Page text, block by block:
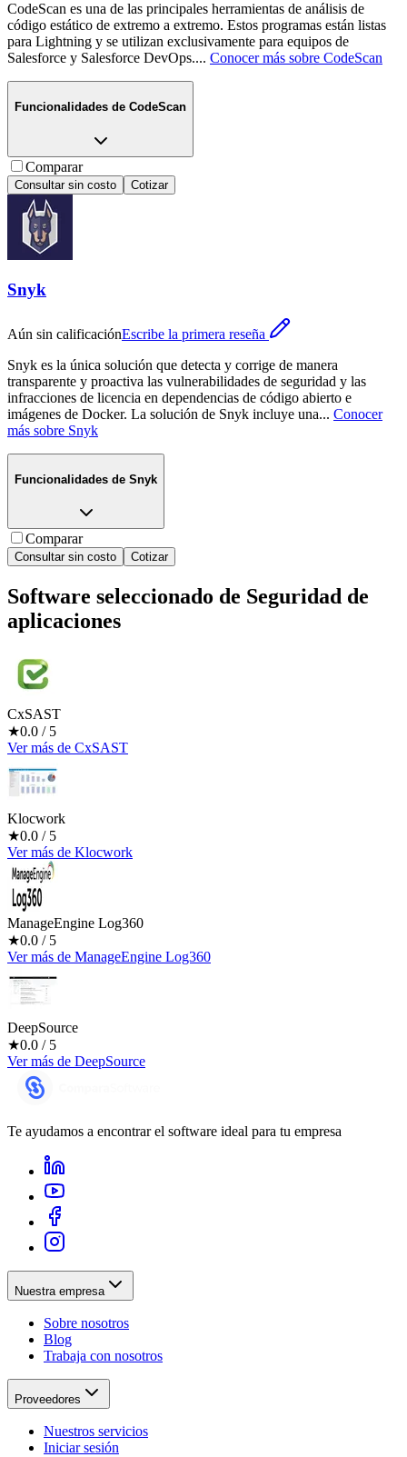
CodeScan es una de las principales herramientas de análisis de
código estático de extremo a extremo. Estos programas están listas
para Lightning y se utilizan exclusivamente para equipos de
Salesforce y Salesforce DevOps.... Conocer más sobre CodeScan
Funcionalidades de CodeScan
Comparar
Consultar sin costo Cotizar
Snyk
Aún sin calificaciónEscribe la primera reseña
Snyk es la única solución que detecta y corrige de manera
transparente y proactiva las vulnerabilidades de seguridad y las
infracciones de licencia en dependencias de código abierto e
imágenes de Docker. La solución de Snyk incluye una... Conocer
más sobre Snyk
Funcionalidades de Snyk
Comparar
Consultar sin costo Cotizar
Software seleccionado de Seguridad de
aplicaciones
CxSAST
★0.0 / 5
Ver más de CxSAST
Klocwork
★0.0 / 5
Ver más de Klocwork
ManageEngine Log360
★0.0 / 5
Ver más de ManageEngine Log360
DeepSource
★0.0 / 5
Ver más de DeepSource
Te ayudamos a encontrar el software ideal para tu empresa
Nuestra empresa
Sobre nosotros
Blog
Trabaja con nosotros
Proveedores
Nuestros servicios
Iniciar sesión